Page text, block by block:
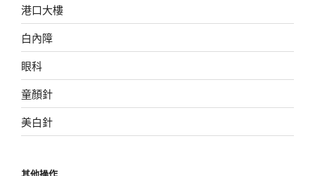
港口大樓
白內障
眼科
童顏針
美白針